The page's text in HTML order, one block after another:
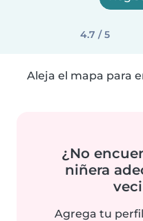
4.7 / 5
Aleja el mapa para
¿No
niñera
Agrega tu